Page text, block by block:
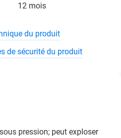
12 mois
du produit
de sécurité du produit
pression; peut exploser